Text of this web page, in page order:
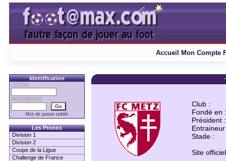
Accueil Mon Compte
Identification
LOGIN
PASSWORD
Mot de passe oublié
Les Pronos
Division 1
Division 2
Coupe de la Ligue
Challenge de France
Club :
Fondé en :
Président :
Stade :
Site